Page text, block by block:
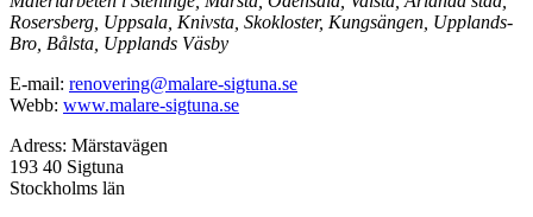
Rosersberg, Uppsala, Knivsta, Skokloster, Kungsängen, Upplands-
Bro, Bålsta, Upplands Väsby
E-mail: renovering@malare-sigtuna.se
Webb: www.malare-sigtuna.se
Adress: Märstavägen
193 40 Sigtuna
Stockholms län